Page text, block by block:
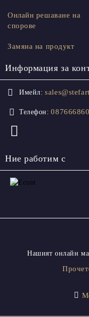
Онлайн решаване на
спорове
Замяна на продукт
Информация за
Имейл:
Телефон:
Ние работим с
Нашият онлайн